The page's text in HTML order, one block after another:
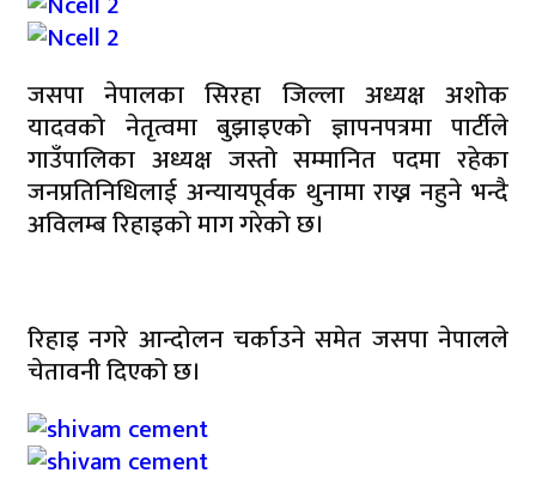
जसपा नेपालका सिरहा जिल्ला अध्यक्ष अशोक
यादवको नेतृत्वमा बुझाइएको ज्ञापनपत्रमा पार्टीले
गाउँपालिका अध्यक्ष जस्तो सम्मानित पदमा रहेका
जनप्रतिनिधिलाई अन्यायपूर्वक थुनामा राख्न नहुने भन्दै
अविलम्ब रिहाइको माग गरेको छ।
रिहाइ नगरे आन्दोलन चर्काउने समेत जसपा नेपालले
चेतावनी दिएको छ।